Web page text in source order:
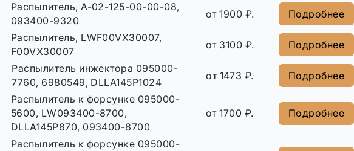
Распылитель, A-02-125-00-00-08,
093400-9320
от 1900 ₽. Подробнее
Распылитель, LWF00VX30007,
F00VX30007
от 3100 ₽. Подробнее
Распылитель инжектора 095000-
7760, 6980549, DLLA145P1024
от 1473 ₽. Подробнее
Распылитель к форсунке 095000-
5600, LW093400-8700,
DLLA145P870, 093400-8700
от 1700 ₽. Подробнее
Распылитель к форсунке 095000-